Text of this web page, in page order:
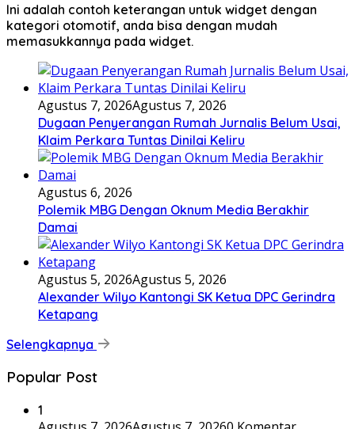
Ini adalah contoh keterangan untuk widget dengan
kategori otomotif, anda bisa dengan mudah
memasukkannya pada widget.
Agustus 7, 2026Agustus 7, 2026
Dugaan Penyerangan Rumah Jurnalis Belum Usai,
Klaim Perkara Tuntas Dinilai Keliru
Agustus 6, 2026
Polemik MBG Dengan Oknum Media Berakhir
Damai
Agustus 5, 2026Agustus 5, 2026
Alexander Wilyo Kantongi SK Ketua DPC Gerindra
Ketapang
Selengkapnya
Popular Post
1